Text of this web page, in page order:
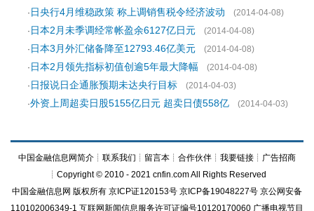
· 日央行4月维稳政策 称上调销售税令经济波动
(2014-04-08)
· 日本2月未季调经常帐盈余6127亿日元
(2014-04-08)
· 日本3月外汇储备降至12793.46亿美元
(2014-04-08)
· 日本2月领先指标初值创逾5年最大降幅
(2014-04-08)
· 日报说日企通胀预期未达央行目标
(2014-04-03)
·外资上周超卖日股5155亿日元 超卖日债558亿 (2014-04-03)
中国金融信息网简介 ┊ 联系我们 ┊ 留言本 ┊ 合作伙伴 ┊ 我要链接 ┊ 广告招商
┊Copyright © 2010 - 2021 cnfin.com All Rights Reserved
中国金融信息网 版权所有 京ICP证120153号 京ICP备19048227号 京公网安备
110102006349-1 互联网新闻信息服务许可证编号10120170060 广播电视节目